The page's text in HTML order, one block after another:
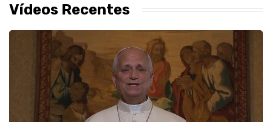
Vídeos Recentes